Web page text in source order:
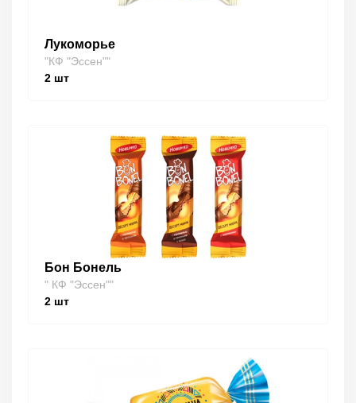
Лукоморье
"КФ "Эссен""
2 шт
Бон Бонель
" КФ "Эссен""
2 шт